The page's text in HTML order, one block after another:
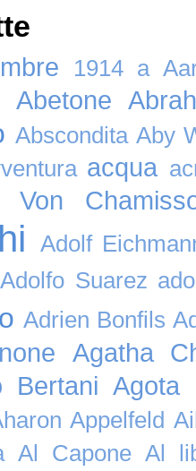
1914 a
Abetone
Abscondita Aby
acqua
Von
Adolf
Adolfo Suarez
Adrien Bonfils
Agatha
Bertani Agota
Appelfeld
Al Capone Al